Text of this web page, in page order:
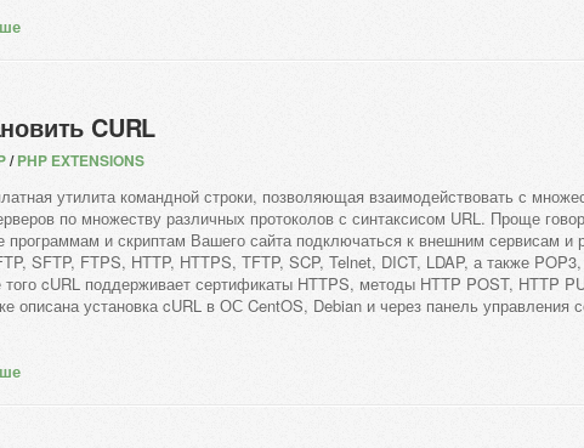
CURL
/PHP EXTENSIONS
утилита командной строки, позволяющая взаимодействовать с
по множеству различных протоколов с синтаксисом URL. Проще
программам и скриптам Вашего сайта подключаться к внешним сервисам и
SFTP, FTPS, HTTP, HTTPS, TFTP, SCP, Telnet, DICT, LDAP, а также
cURL поддерживает сертификаты HTTPS, методы HTTP POST, HTTP
описана установка cURL в ОС CentOS, Debian и через панель управления